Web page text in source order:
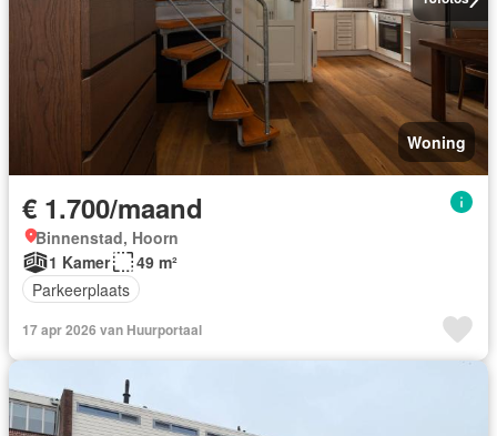
Woning
€ 1.700/maand
Binnenstad, Hoorn
1 Kamer
49 m²
Parkeerplaats
17 apr 2026 van Huurportaal